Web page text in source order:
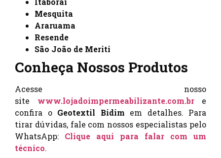
Mesquita
Araruama
Resende
São João de Meriti
Conheça Nossos Produtos
Acesse nosso
site www.lojadoimpermeabilizante.com.bre
confira o Geotextil Bidim em detalhes. Para
tirar dúvidas, fale com nossos especialistas pelo
WhatsApp: Clique aqui para falar com um
técnico.